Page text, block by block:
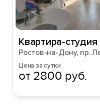
Квартира-
Ростов-на-Дону, пр.
Цена за сутки
от 2800 руб.